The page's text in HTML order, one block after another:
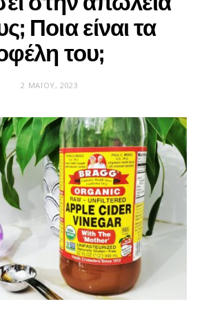
Ποια είναι τα
του;
2 ΜΑΪ́ΟΥ, 2023